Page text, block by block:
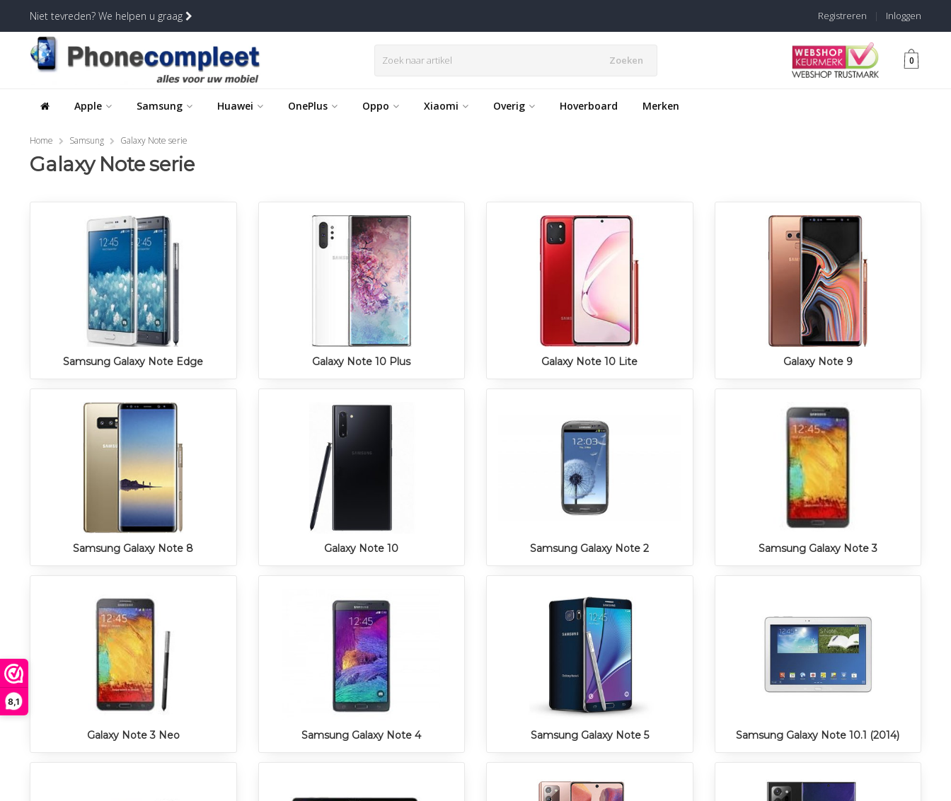
8,1
Niet tevreden? We helpen u graag Inloggen
|
Registreren
Zoeken 0
Apple Samsung Huawei OnePlus Oppo Xiaomi Overig Hoverboard Merken
Home Samsung Galaxy Note serie
Galaxy Note serie
Samsung Galaxy Note Edge Galaxy Note 10 Plus Galaxy Note 10 Lite Galaxy Note 9
Samsung Galaxy Note 8 Galaxy Note 10 Samsung Galaxy Note 2 Samsung Galaxy Note 3
Galaxy Note 3 Neo Samsung Galaxy Note 4 Samsung Galaxy Note 5 Samsung Galaxy Note 10.1 (2014)